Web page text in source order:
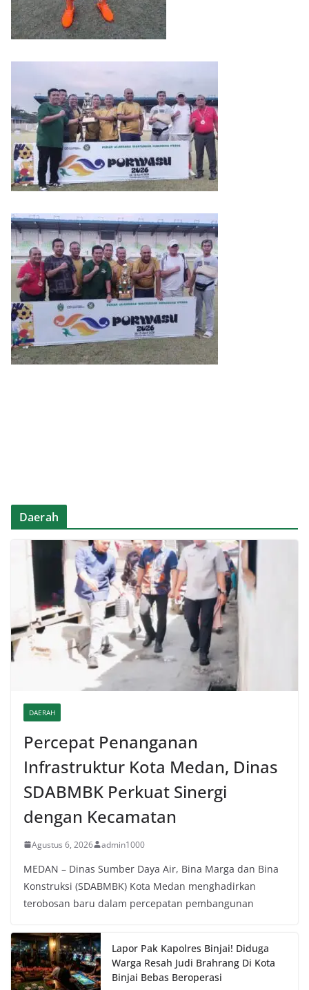
Daerah
DAERAH
Percepat Penanganan
Infrastruktur Kota Medan, Dinas
SDABMBK Perkuat Sinergi
dengan Kecamatan
Agustus 6, 2026 admin1000
MEDAN – Dinas Sumber Daya Air, Bina Marga dan Bina
Konstruksi (SDABMBK) Kota Medan menghadirkan
terobosan baru dalam percepatan pembangunan
Lapor Pak Kapolres Binjai! Diduga
Warga Resah Judi Brahrang Di Kota
Binjai Bebas Beroperasi